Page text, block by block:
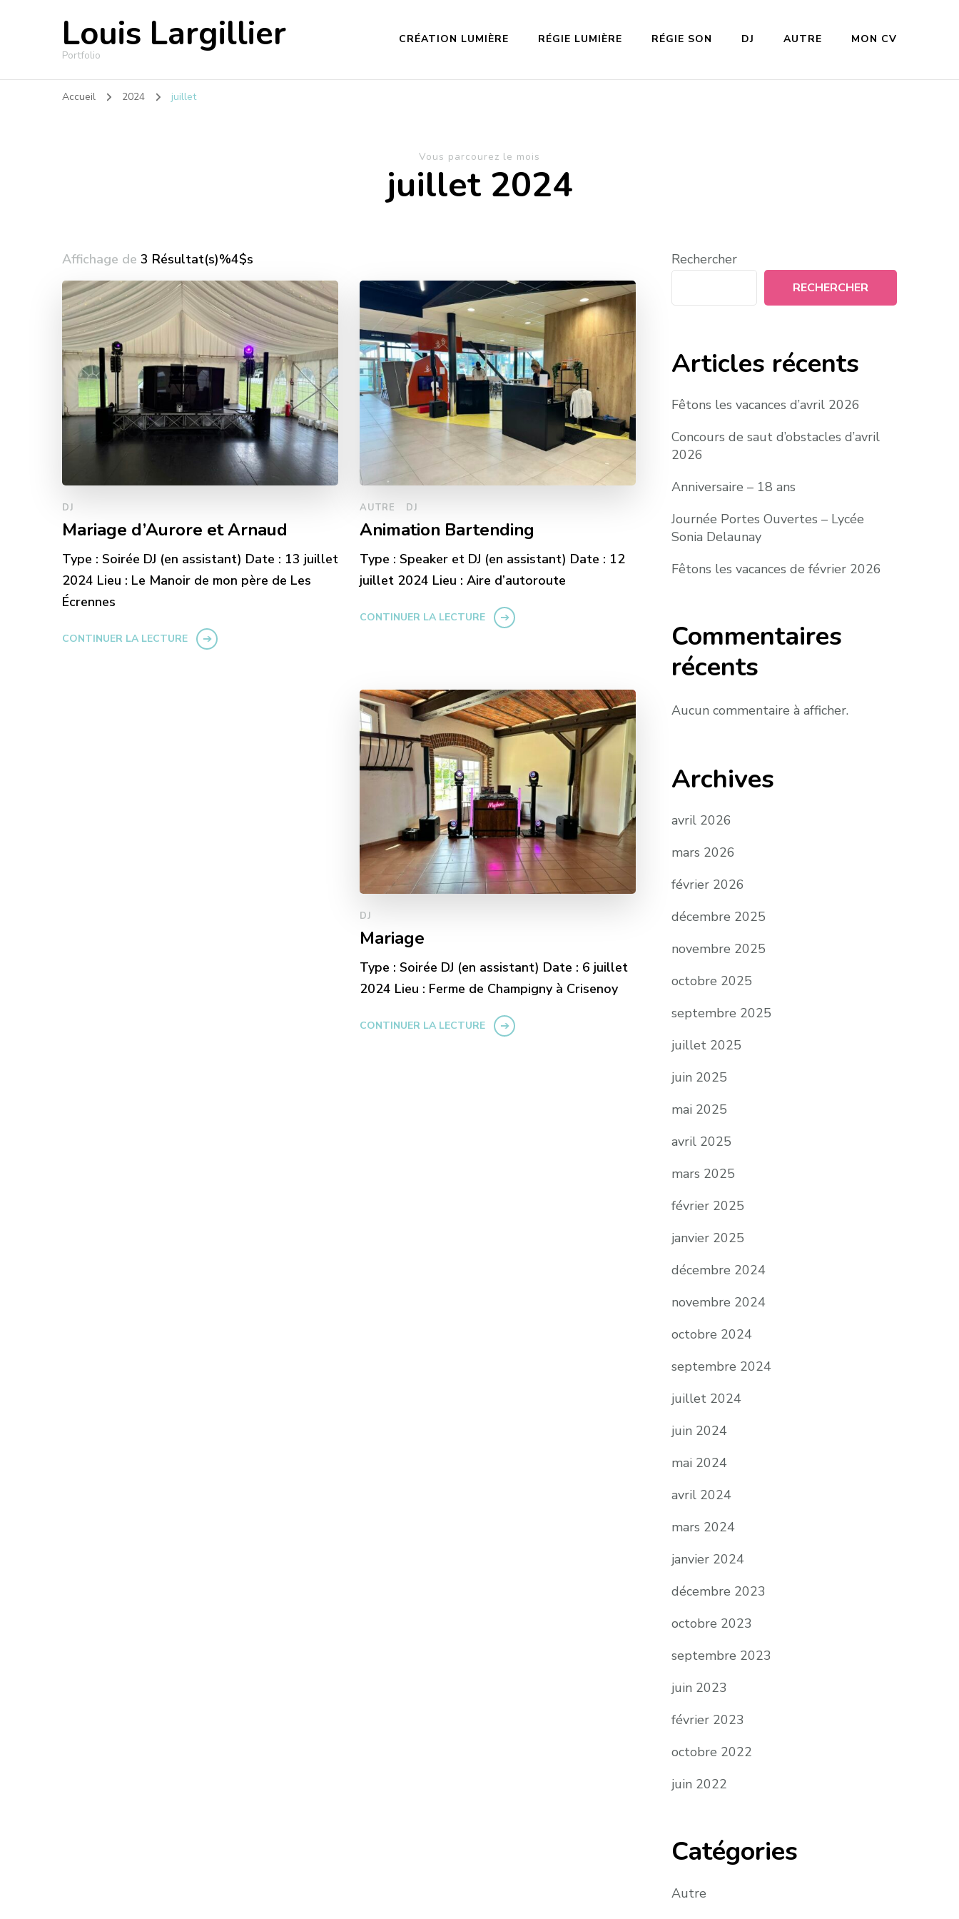
Louis Largillier
Portfolio
CRÉATION LUMIÈRE RÉGIE LUMIÈRE RÉGIE SON DJ AUTRE MON CV
Accueil 2024 juillet
Vous parcourez le mois
juillet 2024
Affichage de 3 Résultat(s)%4$s
DJ
Mariage d’Aurore et Arnaud
Type : Soirée DJ (en assistant) Date : 13 juillet
2024 Lieu : Le Manoir de mon père de Les
Écrennes
CONTINUER LA LECTURE
AUTRE DJ
Animation Bartending
Type : Speaker et DJ (en assistant) Date : 12
juillet 2024 Lieu : Aire d’autoroute
CONTINUER LA LECTURE
DJ
Mariage
Type : Soirée DJ (en assistant) Date : 6 juillet
2024 Lieu : Ferme de Champigny à Crisenoy
CONTINUER LA LECTURE
Rechercher
RECHERCHER
Articles récents
Fêtons les vacances d’avril 2026
Concours de saut d’obstacles d’avril
2026
Anniversaire – 18 ans
Journée Portes Ouvertes – Lycée
Sonia Delaunay
Fêtons les vacances de février 2026
Commentaires
récents
Aucun commentaire à afficher.
Archives
avril 2026
mars 2026
février 2026
décembre 2025
novembre 2025
octobre 2025
septembre 2025
juillet 2025
juin 2025
mai 2025
avril 2025
mars 2025
février 2025
janvier 2025
décembre 2024
novembre 2024
octobre 2024
septembre 2024
juillet 2024
juin 2024
mai 2024
avril 2024
mars 2024
janvier 2024
décembre 2023
octobre 2023
septembre 2023
juin 2023
février 2023
octobre 2022
juin 2022
Catégories
Autre